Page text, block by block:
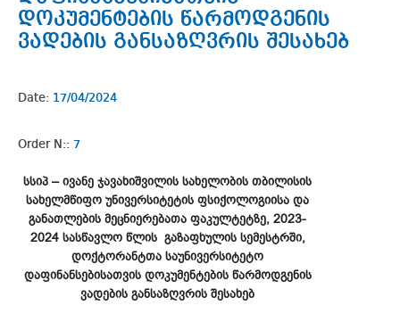
დოკუმენტების წარმოდგენის
ვადების განსაზღვრის შესახებ
Date: 17/04/2024
Order N:: 7
სსიპ – ივანე ჯავახიშვილის სახელობის თბილისის
სახელმწიფო უნივერსიტეტის ფსიქოლოგიისა და
განათლების მეცნიერებათა ფაკულტეტზე, 2023-
2024 სასწავლო წლის გაზაფხულის სემესტრში,
დოქტორანტთა საუნივერსიტეტო
დაფინანსებისათვის დოკუმენტების წარმოდგენის
ვადების განსაზღვრის შესახებ